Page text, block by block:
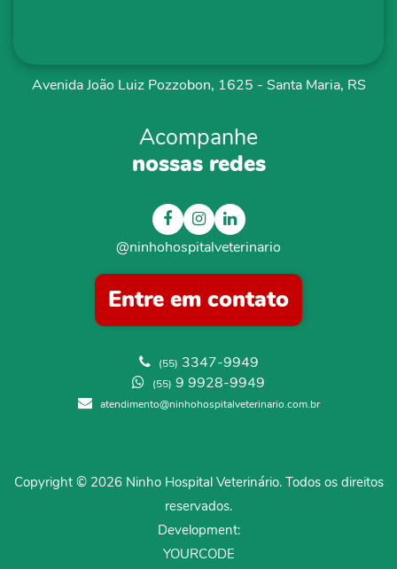
Avenida João Luiz Pozzobon, 1625 - Santa Maria, RS
Acompanhe
nossas redes
@ninhohospitalveterinario
Entre em contato
(55) 3347-9949
(55) 9 9928-9949
atendimento@ninhohospitalveterinario.com.br
Copyright © 2026 Ninho Hospital Veterinário. Todos os direitos
reservados.
Development:
YOURCODE